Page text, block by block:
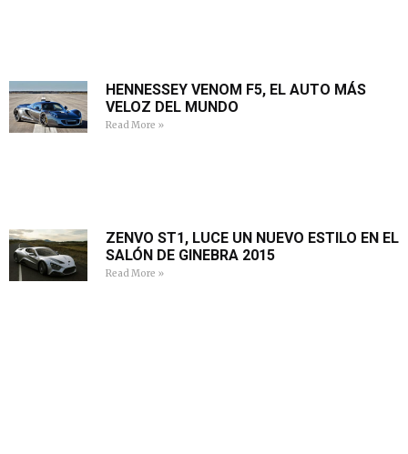
HENNESSEY VENOM F5, EL AUTO MÁS
VELOZ DEL MUNDO
Read More »
ZENVO ST1, LUCE UN NUEVO ESTILO EN EL
SALÓN DE GINEBRA 2015
Read More »